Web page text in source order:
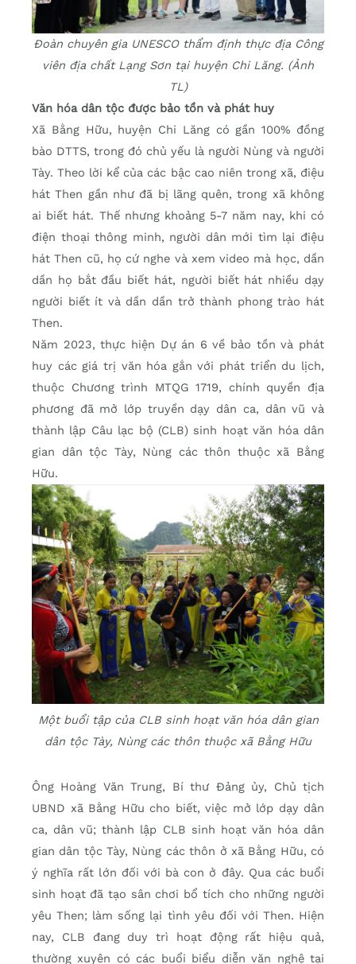
Đoàn chuyên gia UNESCO thẩm định thực địa Công
viên địa chất Lạng Sơn tại huyện Chi Lăng. (Ảnh
TL)
Văn hóa dân tộc được bảo tồn và phát huy
Xã Bằng Hữu, huyện Chi Lăng có gần 100% đồng
bào DTTS, trong đó chủ yếu là người Nùng và người
Tày. Theo lời kể của các bậc cao niên trong xã, điệu
hát Then gần như đã bị lãng quên, trong xã không
ai biết hát. Thế nhưng khoảng 5-7 năm nay, khi có
điện thoại thông minh, người dân mới tìm lại điệu
hát Then cũ, họ cứ nghe và xem video mà học, dần
dần họ bắt đầu biết hát, người biết hát nhiều dạy
người biết ít và dần dần trở thành phong trào hát
Then.
Năm 2023, thực hiện Dự án 6 về bảo tồn và phát
huy các giá trị văn hóa gắn với phát triển du lịch,
thuộc Chương trình MTQG 1719, chính quyền địa
phương đã mở lớp truyền dạy dân ca, dân vũ và
thành lập Câu lạc bộ (CLB) sinh hoạt văn hóa dân
gian dân tộc Tày, Nùng các thôn thuộc xã Bằng
Hữu.
Một buổi tập của CLB sinh hoạt văn hóa dân gian
dân tộc Tày, Nùng các thôn thuộc xã Bằng Hữu
Ông Hoàng Văn Trung, Bí thư Đảng ủy, Chủ tịch
UBND xã Bằng Hữu cho biết, việc mở lớp dạy dân
ca, dân vũ; thành lập CLB sinh hoạt văn hóa dân
gian dân tộc Tày, Nùng các thôn ở xã Bằng Hữu, có
ý nghĩa rất lớn đối với bà con ở đây. Qua các buổi
sinh hoạt đã tạo sân chơi bổ tích cho những người
yêu Then; làm sống lại tình yêu đối với Then. Hiện
nay, CLB đang duy trì hoạt động rất hiệu quả,
thường xuyên có các buổi biểu diễn văn nghệ tại